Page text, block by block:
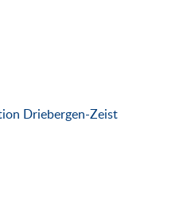
Driebergen-Zeist